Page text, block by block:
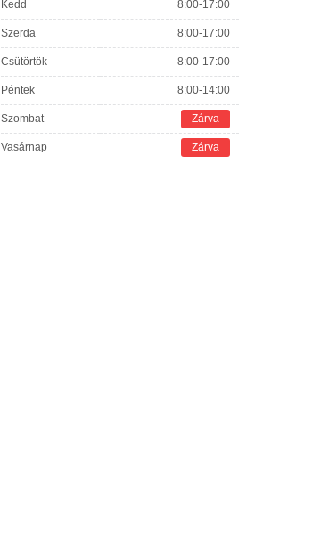
Kedd 8:00-17:00
Szerda 8:00-17:00
Csütörtök 8:00-17:00
Péntek 8:00-14:00
Szombat Zárva
Vasárnap Zárva